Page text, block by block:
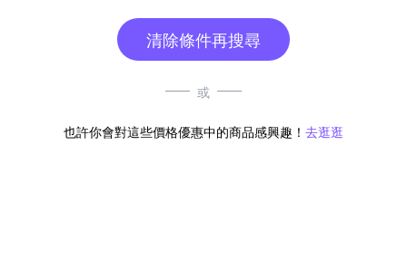
清除條件再搜尋
或
也許你會對這些價格優惠中的商品感興趣！ 去逛逛